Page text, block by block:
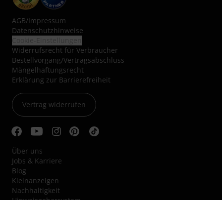
AGB/Impressum
Datenschutzhinweise
Widerrufsrecht für Verbraucher
Bestellvorgang/Vertragsabschluss
Mängelhaftungsrecht
Erklärung zur Barrierefreiheit
Vertrag widerrufen
Über uns
Jobs & Karriere
Blog
Kleinanzeigen
Nachhaltigkeit